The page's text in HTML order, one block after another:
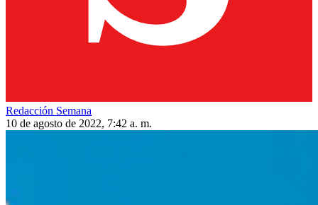
Redacción Semana
10 de agosto de 2022, 7:42 a. m.